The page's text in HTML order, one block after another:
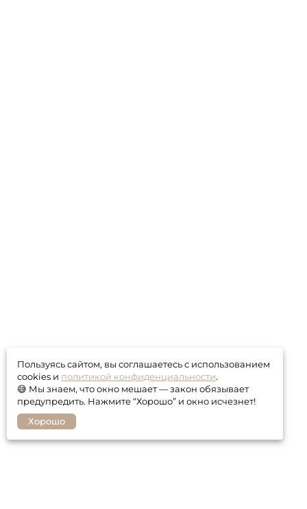
Пользуясь сайтом, вы соглашаетесь с использованием
cookies и политикой конфиденциальности.
😅 Мы знаем, что окно мешает — закон обязывает
предупредить. Нажмите “Хорошо” и окно исчезнет!
Хорошо